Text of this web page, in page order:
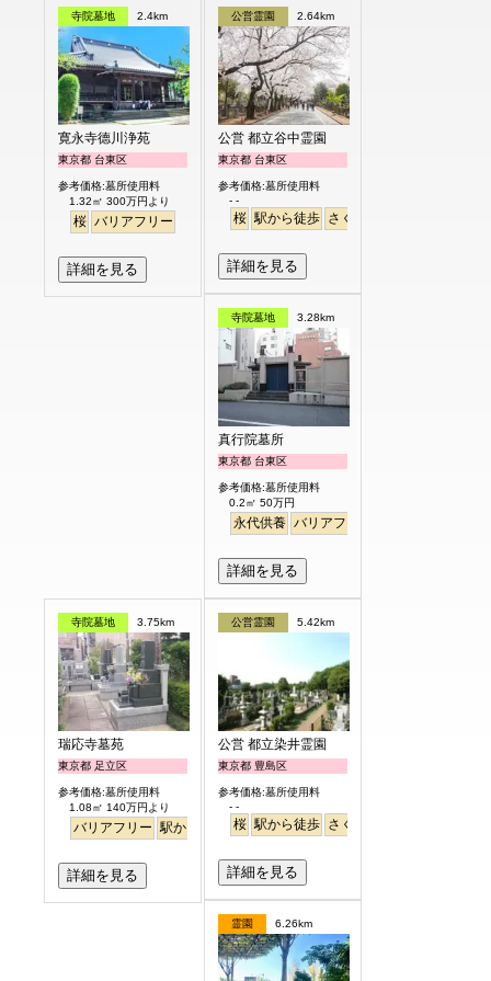
寺院墓地 2.4km
寛永寺德川浄苑
東京都 台東区
参考価格:墓所使用料
1.32㎡ 300万円より
桜 バリアフリー
詳細を見る
公営霊園 2.64km
公営 都立谷中霊園
東京都 台東区
参考価格:墓所使用料
- -
桜 駅から徒歩 さくら
詳細を見る
寺院墓地 3.28km
真行院墓所
東京都 台東区
参考価格:墓所使用料
0.2㎡ 50万円
永代供養 バリアフリー
詳細を見る
寺院墓地 3.75km
瑞応寺墓苑
東京都 足立区
参考価格:墓所使用料
1.08㎡ 140万円より
バリアフリー 駅から徒歩
詳細を見る
公営霊園 5.42km
公営 都立染井霊園
東京都 豊島区
参考価格:墓所使用料
- -
桜 駅から徒歩 さくら
詳細を見る
霊園 6.26km